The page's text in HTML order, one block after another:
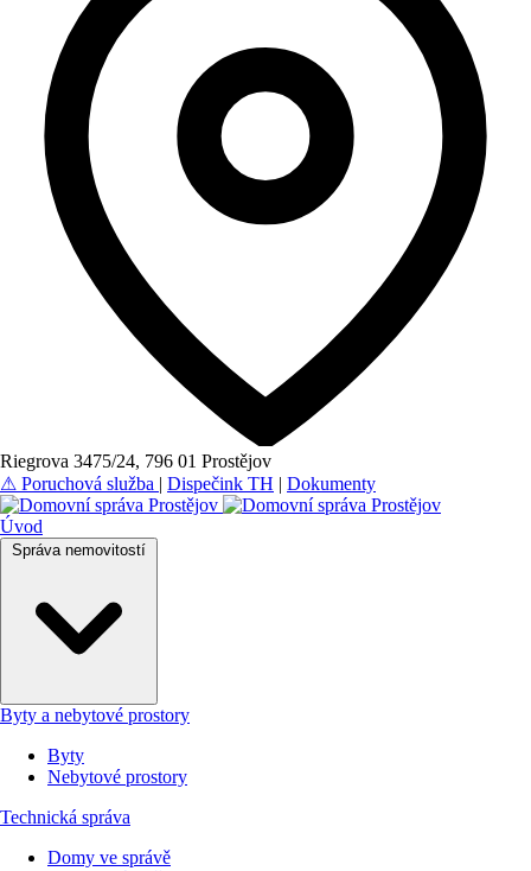
Riegrova 3475/24, 796 01 Prostějov
⚠ Poruchová služba | Dispečink TH | Dokumenty
Úvod
Správa nemovitostí
Byty a nebytové prostory
Byty
Nebytové prostory
Technická správa
Domy ve správě